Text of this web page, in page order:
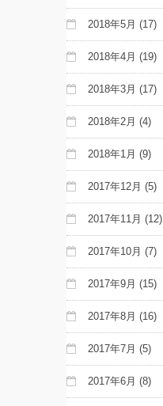
2018年5月 (17)
2018年4月 (19)
2018年3月 (17)
2018年2月 (4)
2018年1月 (9)
2017年12月 (5)
2017年11月 (12)
2017年10月 (7)
2017年9月 (15)
2017年8月 (16)
2017年7月 (5)
2017年6月 (8)